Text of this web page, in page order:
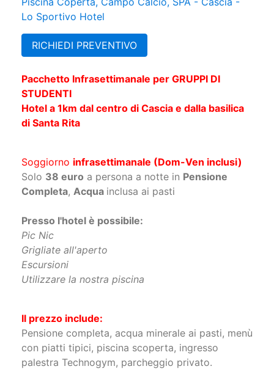
Lo Sportivo Hotel
RICHIEDI PREVENTIVO
Pacchetto Infrasettimanale per GRUPPI DI
STUDENTI
Hotel a 1km dal centro di Cascia e dalla basilica
di Santa Rita
Soggiorno infrasettimanale (Dom-Ven inclusi)
Solo 38 euro a persona a notte in Pensione
Completa, Acqua inclusa ai pasti
Presso l'hotel è possibile:
Pic Nic
Grigliate all'aperto
Escursioni
Utilizzare la nostra piscina
Il prezzo include:
Pensione completa, acqua minerale ai pasti, menù
con piatti tipici, piscina scoperta, ingresso
palestra Technogym, parcheggio privato.